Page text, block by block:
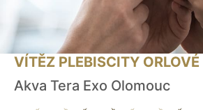
VÍTĚZ PLEBISCITY ORLOVÉ
Akva Tera Exo Olomouc